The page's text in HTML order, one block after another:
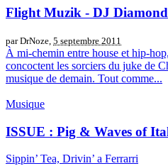
Flight Muzik - DJ Diamond
par DrNoze, 5 septembre 2011
À mi-chemin entre house et hip-
concoctent les sorciers du juke de
musique de demain. Tout comme...
Musique
ISSUE : Pig & Waves of
Sippin’ Tea, Drivin’ a Ferrarri